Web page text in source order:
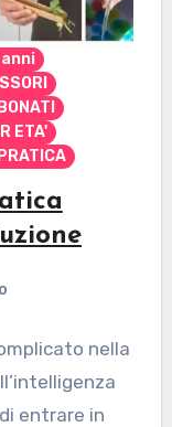
ETA'
nella
entrare in